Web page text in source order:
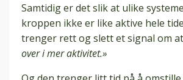
Samtidig er det slik at ulike
kroppen ikke er like aktive hele
trenger rett og slett et signal om
over i mer aktivitet.»